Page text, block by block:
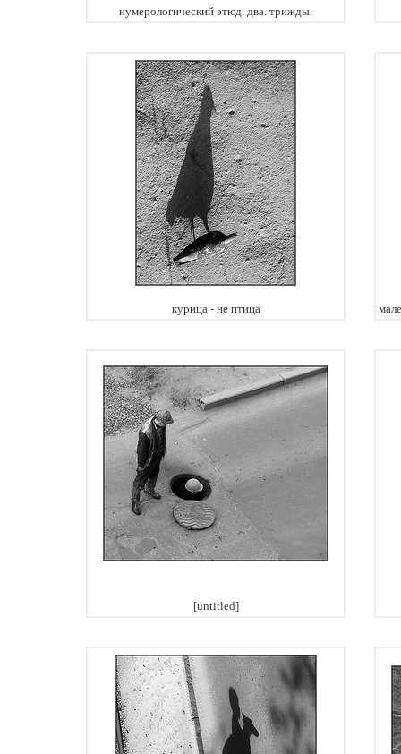
нумерологический этюд. два. трижды.
курица - не птица
[untitled]